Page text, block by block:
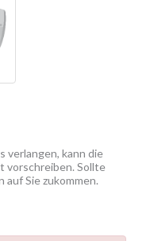
verlangen, kann die
vorschreiben. Sollte
auf Sie zukommen.